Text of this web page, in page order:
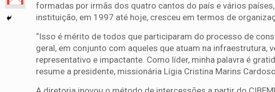
formadas por irmãs dos quatro cantos do país e vários
instituição, em 1997 até hoje, cresceu em termos de
“Isso é mérito de todos que participaram do processo de
geral, em conjunto com aqueles que atuam na infraestrutura,
representativo e impactante. Como líder, minha palavra é
resume a presidente, missionária Lígia Cristina Marins